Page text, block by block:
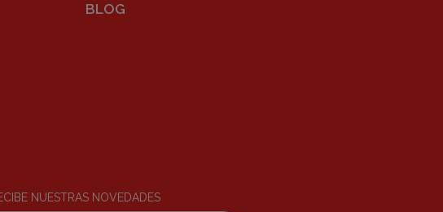
BLOG
NUESTRAS NOVEDADES